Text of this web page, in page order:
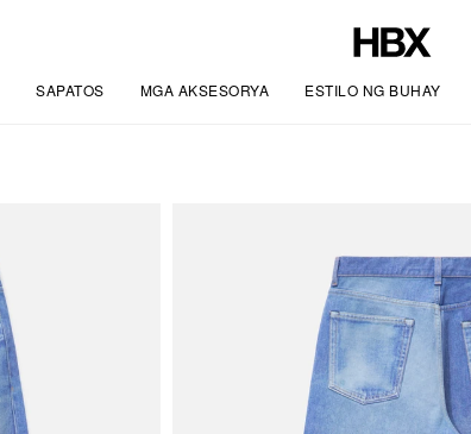
SAPATOS MGA AKSESORYA ESTILO NG BUHAY